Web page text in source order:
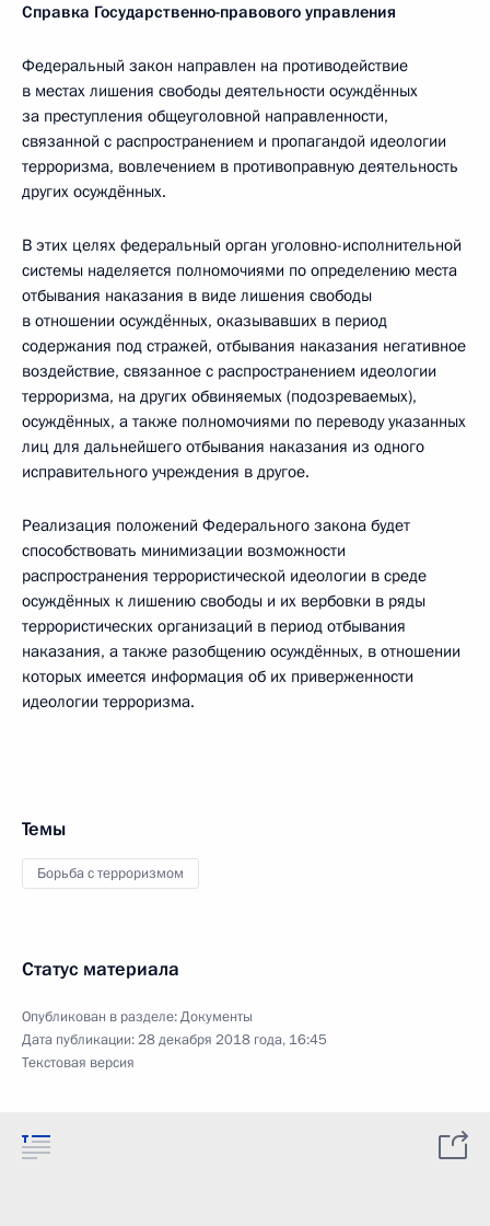
Справка Государственно-правового управления
Федеральный закон направлен на противодействие
в местах лишения свободы деятельности осуждённых
за преступления общеуголовной направленности,
связанной с распространением и пропагандой идеологии
терроризма, вовлечением в противоправную деятельность
других осуждённых.
В этих целях федеральный орган уголовно-исполнительной
системы наделяется полномочиями по определению места
отбывания наказания в виде лишения свободы
в отношении осуждённых, оказывавших в период
содержания под стражей, отбывания наказания негативное
воздействие, связанное с распространением идеологии
терроризма, на других обвиняемых (подозреваемых),
осуждённых, а также полномочиями по переводу указанных
лиц для дальнейшего отбывания наказания из одного
исправительного учреждения в другое.
Реализация положений Федерального закона будет
способствовать минимизации возможности
распространения террористической идеологии в среде
осуждённых к лишению свободы и их вербовки в ряды
террористических организаций в период отбывания
наказания, а также разобщению осуждённых, в отношении
которых имеется информация об их приверженности
идеологии терроризма.
Темы
Борьба с терроризмом
Статус материала
Опубликован в разделе:Документы
Дата публикации:28 декабря 2018 года, 16:45
Текстовая версия